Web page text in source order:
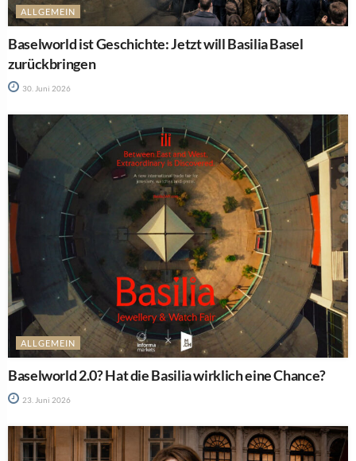
ALLGEMEIN
Baselworld ist Geschichte: Jetzt will Basilia Basel
zurückbringen
30. Juni 2026
ALLGEMEIN
Baselworld 2.0? Hat die Basilia wirklich eine Chance?
23. Juni 2026